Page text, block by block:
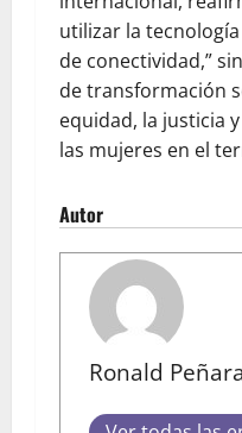
utilizar la
de conectividad,”
de transformación
equidad, la justicia
las mujeres en el
Autor
Ronald